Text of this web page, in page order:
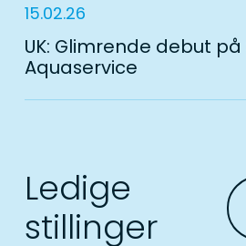
15.02.26
UK: Glimrende debut
Aquaservice
Ledige
stillinger